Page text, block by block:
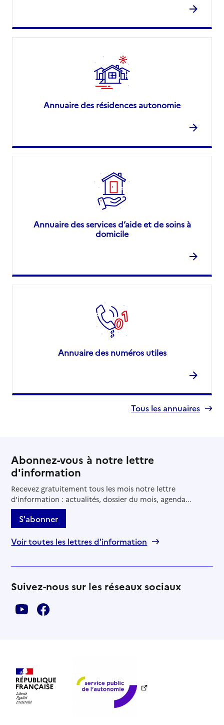
Annuaire des résidences autonomie
Annuaire des services d’aide et de soins à
domicile
Annuaire des numéros utiles
Tous les annuaires
Abonnez-vous à notre lettre
d'information
Recevez gratuitement tous les mois notre lettre
d'information : actualités, dossier du mois, agenda...
S'abonner
Voir toutes les lettres d'information
Suivez-nous sur les réseaux sociaux